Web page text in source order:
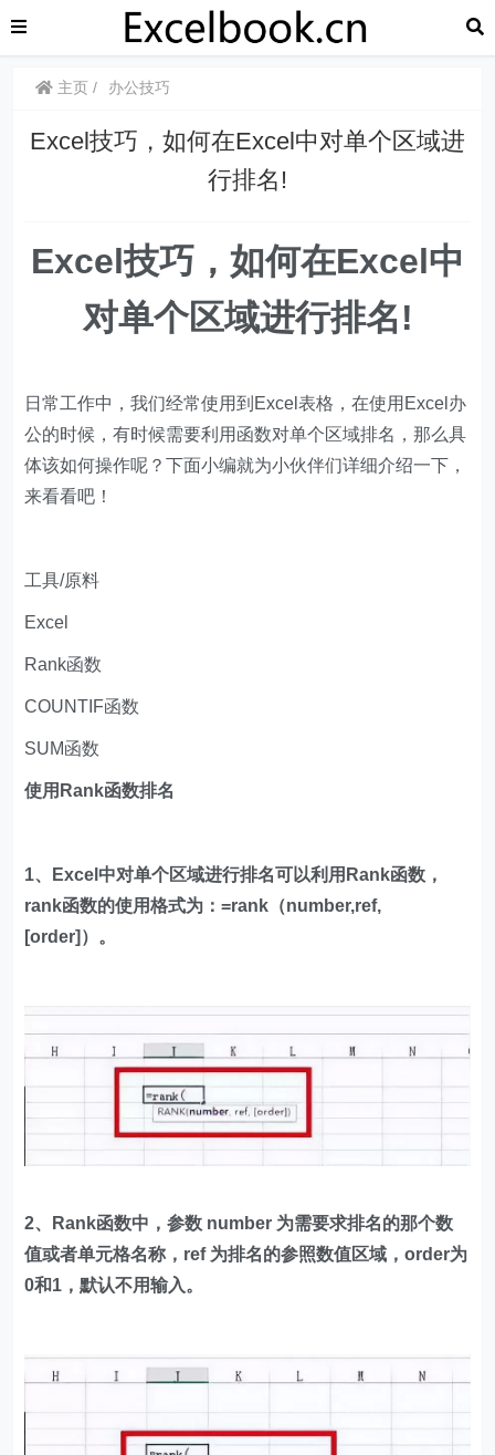
主页 办公技巧
​​Excel技巧，如何在Excel中对单个区域进
行排名!
​​Excel技巧， 如何在Excel中
对单个区域进行排名!
日常工作中，我们经常使用到Excel表格，在使用Excel办
公的时候，有时候需要利用函数对单个区域排名，那么具
体该如何操作呢？下面小编就为小伙伴们详细介绍一下，
来看看吧！
工具/原料
Excel
Rank函数
COUNTIF函数
SUM函数
使用Rank函数排名
1、Excel中对单个区域进行排名可以利用Rank函数，
rank函数的使用格式为：=rank（number,ref,
[order]）。
2、Rank函数中，参数 number 为需要求排名的那个数
值或者单元格名称，ref 为排名的参照数值区域，order为
0和1，默认不用输入。